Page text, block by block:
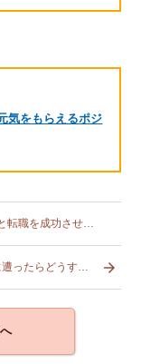
気をもらえるポジ
ブラック企業に就職してしまった時の対処法と転職を成功させるポイント

【モラハラ・パワハラ】職場でハラスメントに遭ったらどうする？